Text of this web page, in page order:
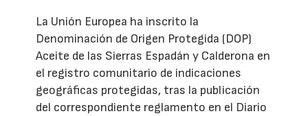
La Unión Europea ha inscrito la
Denominación de Origen Protegida (DOP)
Aceite de las Sierras Espadán y Calderona en
el registro comunitario de indicaciones
geográficas protegidas, tras la publicación
del correspondiente reglamento en el Diario